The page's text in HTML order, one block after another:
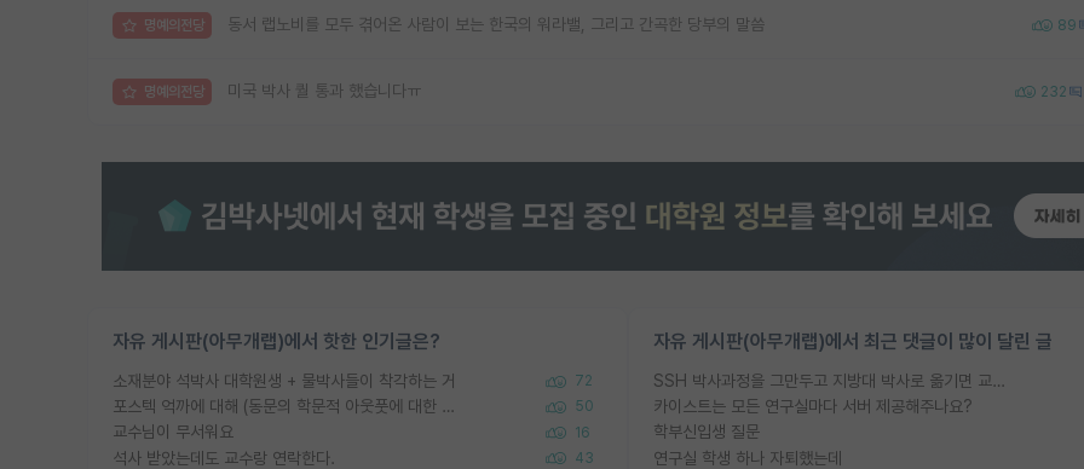
명예의전당 동서 랩노비를 모두 겪어온 사람이 보는 한국의 워라밸, 그리고 간곡한 당부의 말씀 89
명예의전당 미국 박사 퀄 통과 했습니다ㅠ 232
자유 게시판(아무개랩)에서 핫한 인기글은?
소재분야 석박사 대학원생 + 물박사들이 착각하는 거 72
포스텍 억까에 대해 (동문의 학문적 아웃풋에 대한 반박) 50
교수님이 무서워요 16
석사 받았는데도 교수랑 연락한다. 43
자유 게시판(아무개랩)에서 최근 댓글이 많이 달린 글
SSH 박사과정을 그만두고 지방대 박사로 옮기면 교수의 꿈은 끝일까요?
카이스트는 모든 연구실마다 서버 제공해주나요?
학부신입생 질문
연구실 학생 하나 자퇴했는데